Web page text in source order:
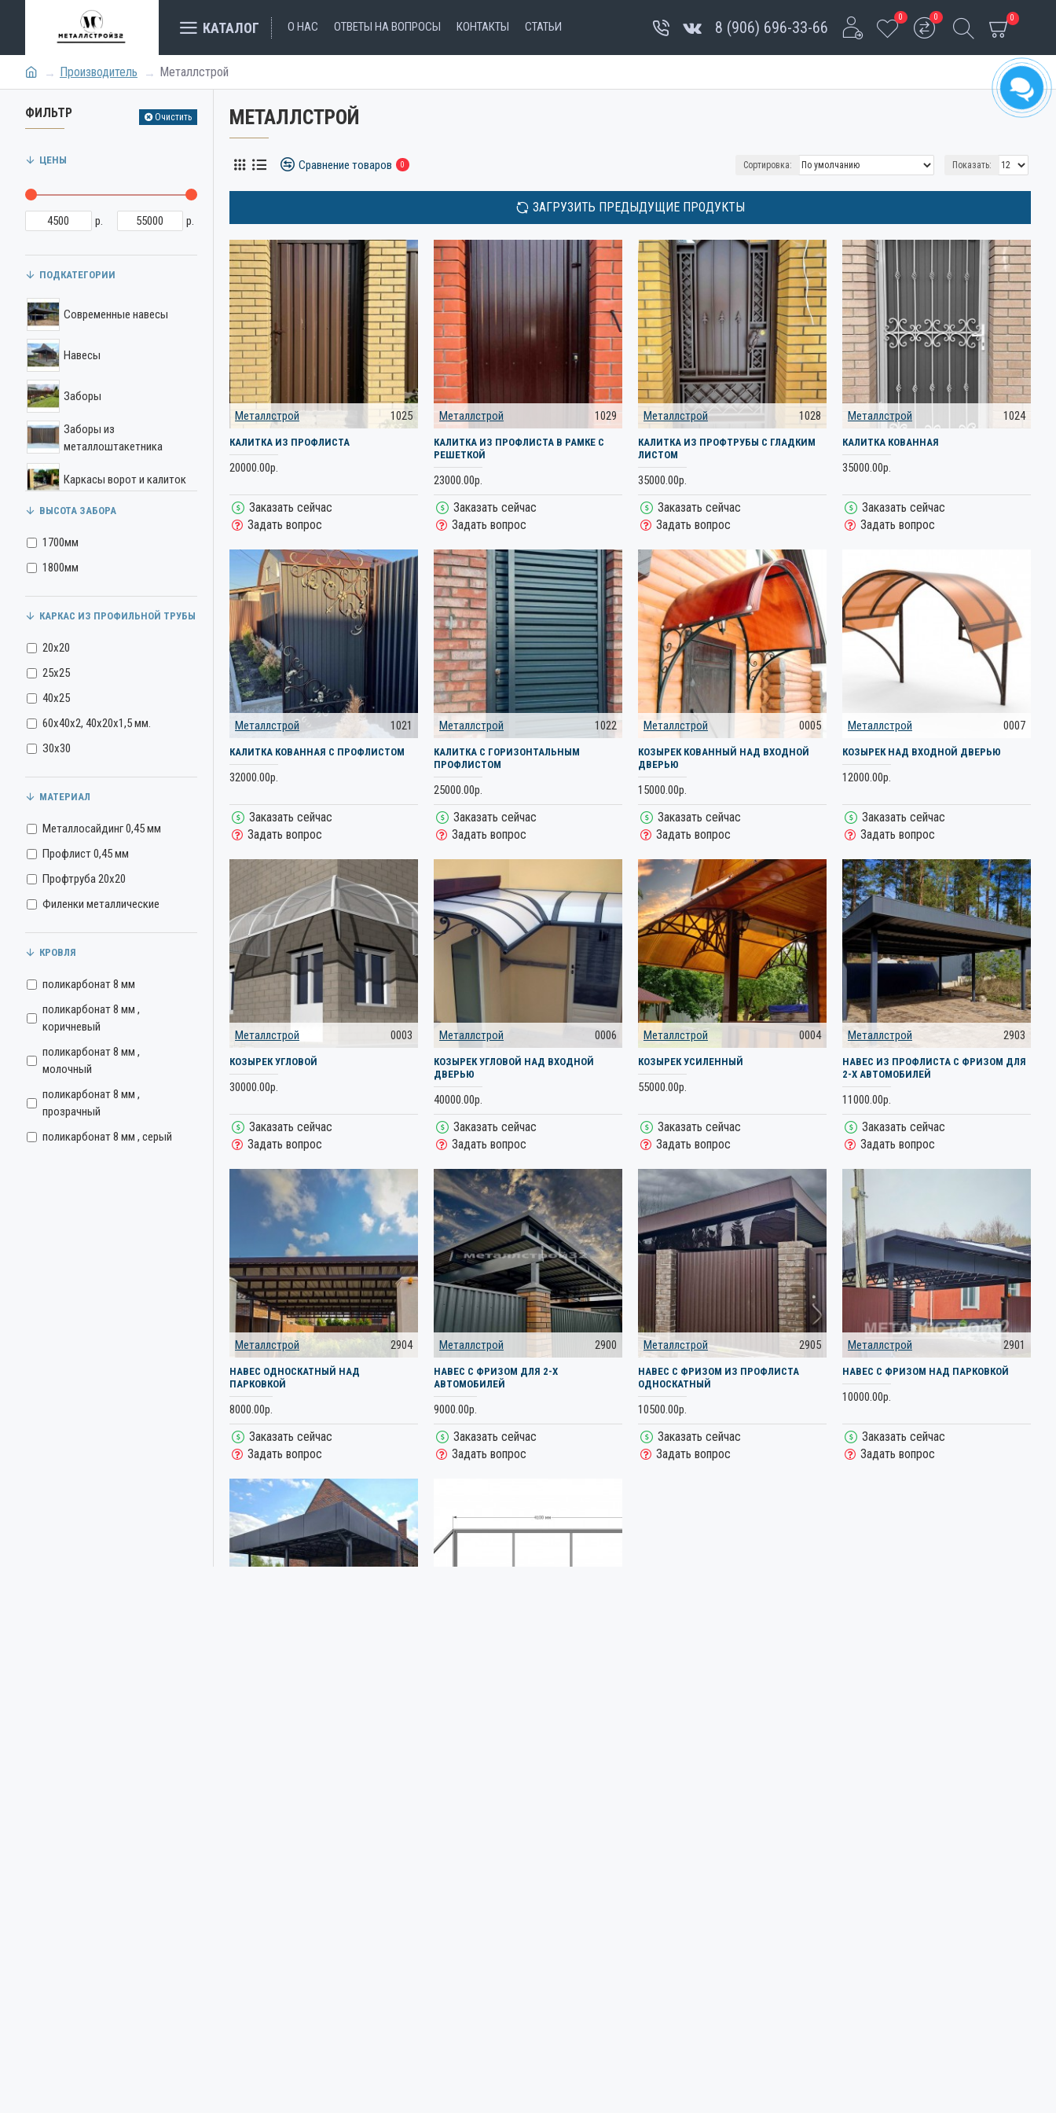
КАТАЛОГ О НАС ОТВЕТЫ НА ВОПРОСЫ КОНТАКТЫ СТАТЬИ 8 (906) 696-33-66
0 0 0
Производитель Металлстрой
ФИЛЬТР Очистить
ЦЕНЫ
р. р.
ПОДКАТЕГОРИИ
Современные навесы
Навесы
Заборы
Заборы из
металлоштакетника
Каркасы ворот и калиток
листа
Калитки
ВЫСОТА ЗАБОРА
1700мм
1800мм
КАРКАС ИЗ ПРОФИЛЬНОЙ ТРУБЫ
20х20
25х25
40х25
60х40х2, 40х20х1,5 мм.
З0х30
МАТЕРИАЛ
Металлосайдинг 0,45 мм
Профлист 0,45 мм
Профтруба 20х20
Филенки металлические
КРОВЛЯ
поликарбонат 8 мм
поликарбонат 8 мм ,
коричневый
поликарбонат 8 мм ,
молочный
поликарбонат 8 мм ,
прозрачный
поликарбонат 8 мм , серый
МЕТАЛЛСТРОЙ
Сравнение товаров 0 Сортировка: Показать:
ЗАГРУЗИТЬ ПРЕДЫДУЩИЕ ПРОДУКТЫ
Металлстрой 1025
КАЛИТКА ИЗ ПРОФЛИСТА
20000.00р.
Заказать сейчас
Задать вопрос
Металлстрой 1029
КАЛИТКА ИЗ ПРОФЛИСТА В РАМКЕ С
РЕШЕТКОЙ
23000.00р.
Заказать сейчас
Задать вопрос
Металлстрой 1028
КАЛИТКА ИЗ ПРОФТРУБЫ С ГЛАДКИМ
ЛИСТОМ
35000.00р.
Заказать сейчас
Задать вопрос
Металлстрой 1024
КАЛИТКА КОВАННАЯ
35000.00р.
Заказать сейчас
Задать вопрос
Металлстрой 1021
КАЛИТКА КОВАННАЯ С ПРОФЛИСТОМ
32000.00р.
Заказать сейчас
Задать вопрос
Металлстрой 1022
КАЛИТКА С ГОРИЗОНТАЛЬНЫМ
ПРОФЛИСТОМ
25000.00р.
Заказать сейчас
Задать вопрос
Металлстрой 0005
КОЗЫРЕК КОВАННЫЙ НАД ВХОДНОЙ
ДВЕРЬЮ
15000.00р.
Заказать сейчас
Задать вопрос
Металлстрой 0007
КОЗЫРЕК НАД ВХОДНОЙ ДВЕРЬЮ
12000.00р.
Заказать сейчас
Задать вопрос
Металлстрой 0003
КОЗЫРЕК УГЛОВОЙ
30000.00р.
Заказать сейчас
Задать вопрос
Металлстрой 0006
КОЗЫРЕК УГЛОВОЙ НАД ВХОДНОЙ
ДВЕРЬЮ
40000.00р.
Заказать сейчас
Задать вопрос
Металлстрой 0004
КОЗЫРЕК УСИЛЕННЫЙ
55000.00р.
Заказать сейчас
Задать вопрос
Металлстрой 2903
НАВЕС ИЗ ПРОФЛИСТА С ФРИЗОМ ДЛЯ
2-Х АВТОМОБИЛЕЙ
11000.00р.
Заказать сейчас
Задать вопрос
Металлстрой 2904
НАВЕС ОДНОСКАТНЫЙ НАД
ПАРКОВКОЙ
8000.00р.
Заказать сейчас
Задать вопрос
Металлстрой 2900
НАВЕС С ФРИЗОМ ДЛЯ 2-Х
АВТОМОБИЛЕЙ
9000.00р.
Заказать сейчас
Задать вопрос
Металлстрой 2905
НАВЕС С ФРИЗОМ ИЗ ПРОФЛИСТА
ОДНОСКАТНЫЙ
10500.00р.
Заказать сейчас
Задать вопрос
Металлстрой 2901
НАВЕС С ФРИЗОМ НАД ПАРКОВКОЙ
10000.00р.
Заказать сейчас
Задать вопрос